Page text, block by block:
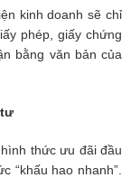
kinh doanh sẽ chỉ
phép, giấy chứng
bằng văn bản của
thức ưu đãi đầu
“khấu hao nhanh”.